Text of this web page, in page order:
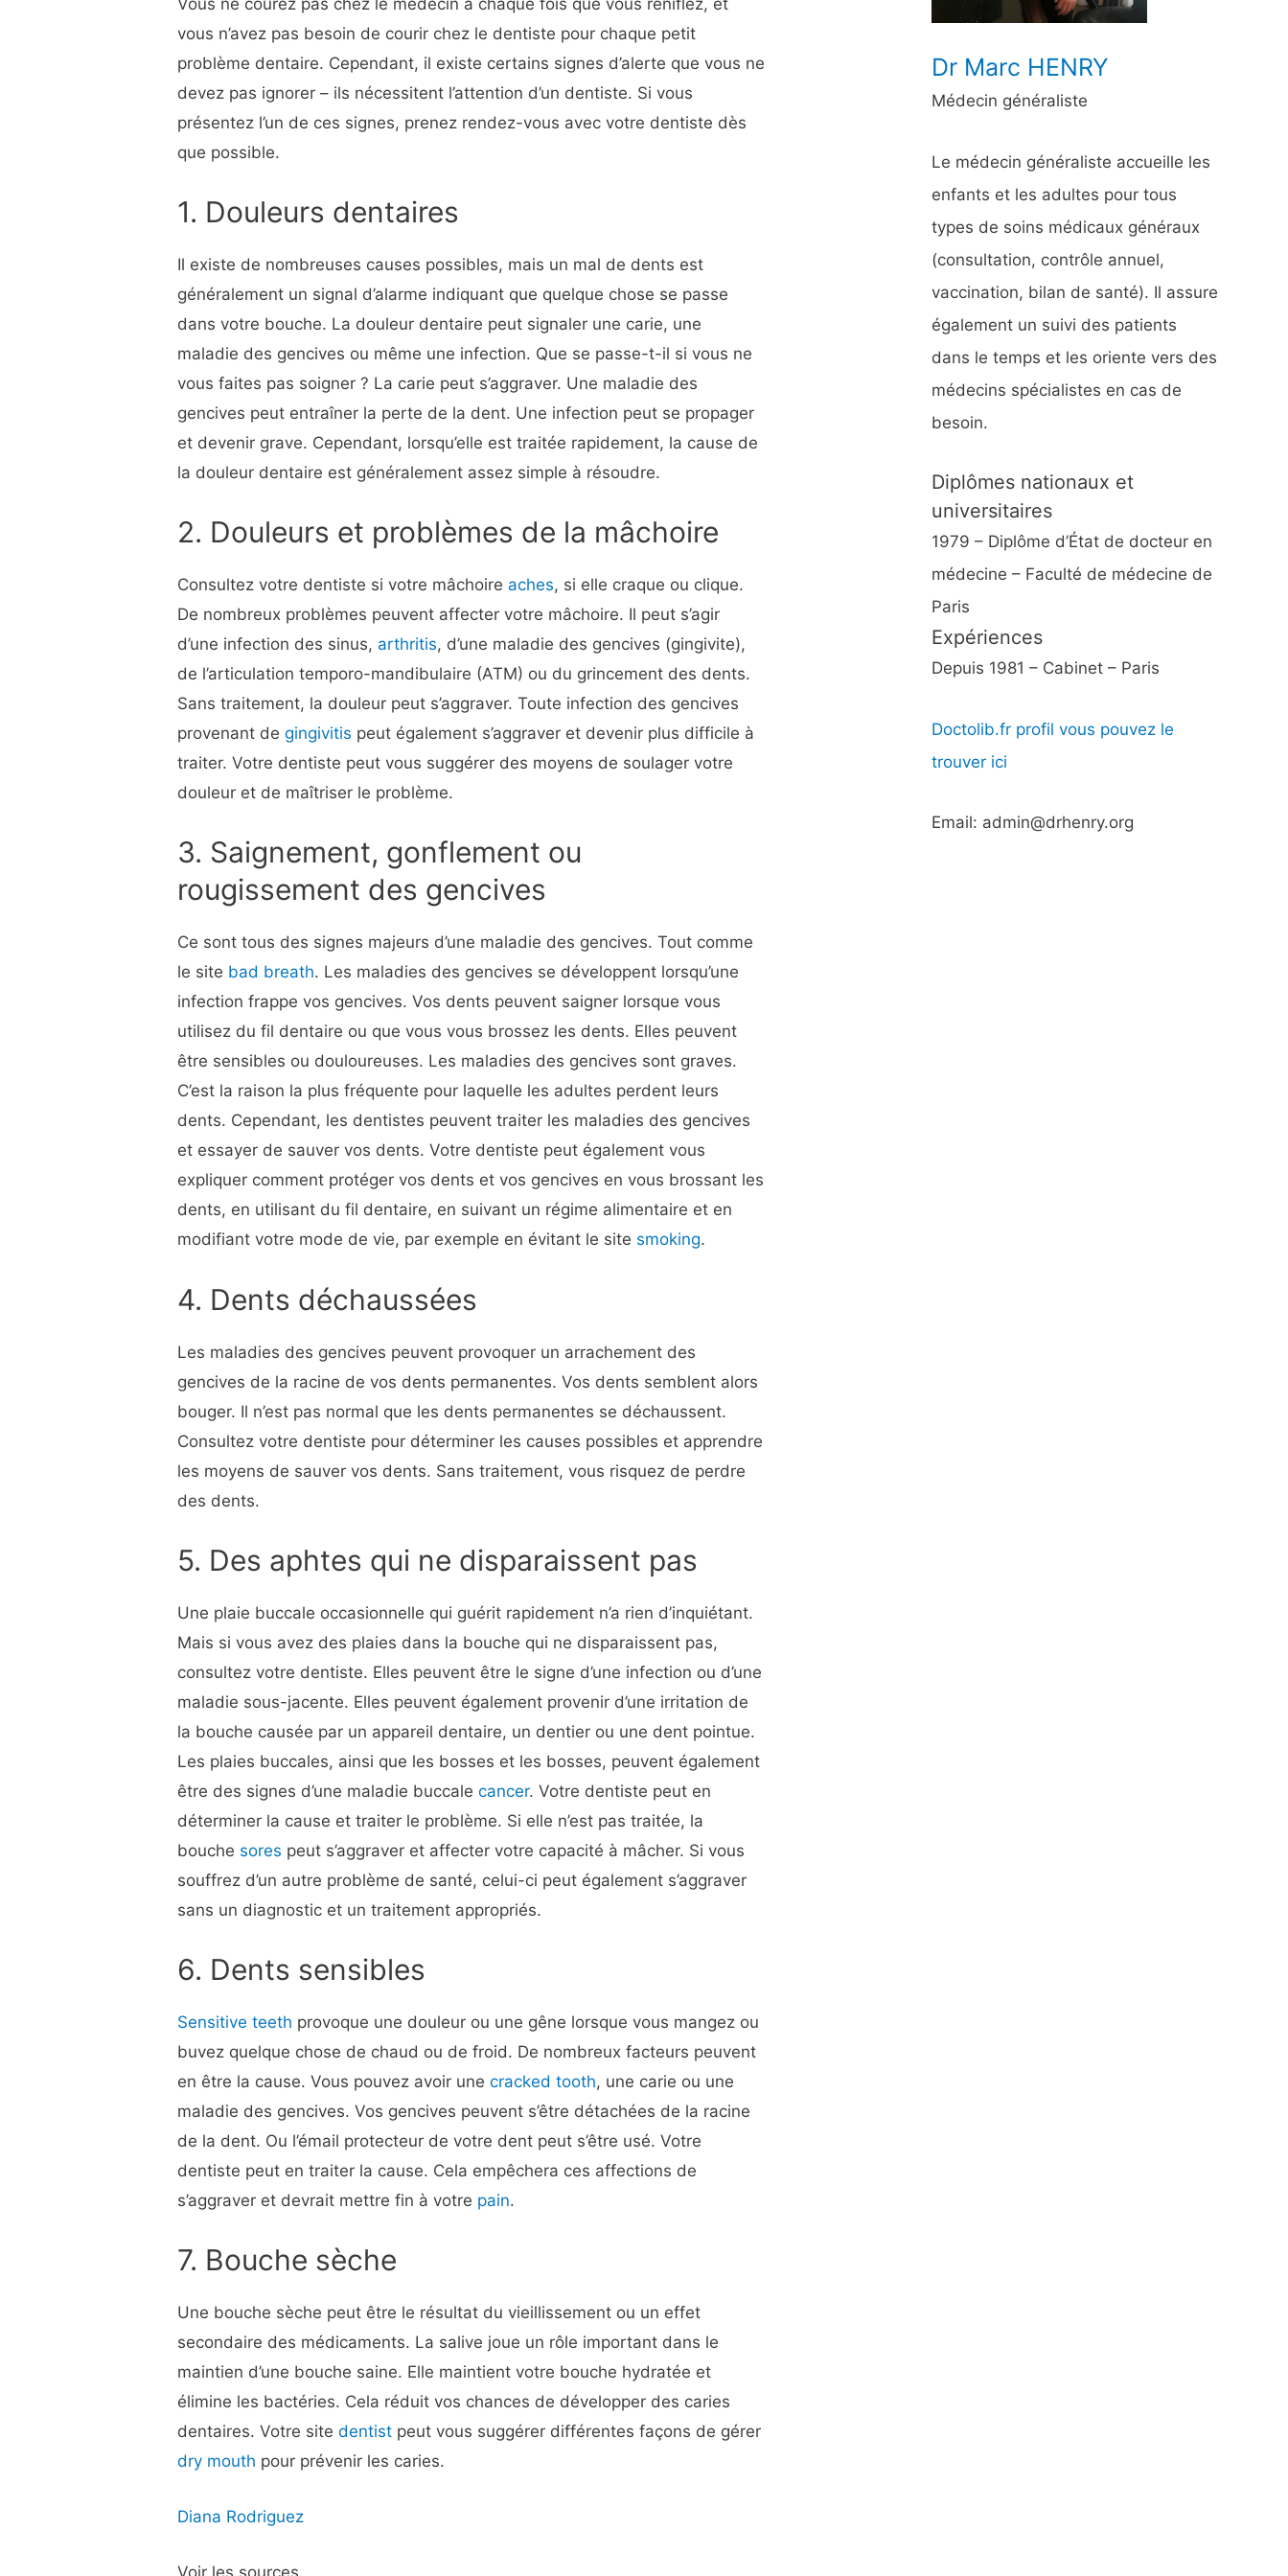
vous n’avez pas besoin de courir chez le dentiste pour chaque petit
problème dentaire. Cependant, il existe certains signes d’alerte que vous ne
devez pas ignorer – ils nécessitent l’attention d’un dentiste. Si vous
présentez l’un de ces signes, prenez rendez-vous avec votre dentiste dès
que possible.
1. Douleurs dentaires
Il existe de nombreuses causes possibles, mais un mal de dents est
généralement un signal d’alarme indiquant que quelque chose se passe
dans votre bouche. La douleur dentaire peut signaler une carie, une
maladie des gencives ou même une infection. Que se passe-t-il si vous ne
vous faites pas soigner ? La carie peut s’aggraver. Une maladie des
gencives peut entraîner la perte de la dent. Une infection peut se propager
et devenir grave. Cependant, lorsqu’elle est traitée rapidement, la cause de
la douleur dentaire est généralement assez simple à résoudre.
2. Douleurs et problèmes de la mâchoire
Consultez votre dentiste si votre mâchoire aches, si elle craque ou clique.
De nombreux problèmes peuvent affecter votre mâchoire. Il peut s’agir
d’une infection des sinus, arthritis, d’une maladie des gencives (gingivite),
de l’articulation temporo-mandibulaire (ATM) ou du grincement des dents.
Sans traitement, la douleur peut s’aggraver. Toute infection des gencives
provenant degingivitis peut également s’aggraver et devenir plus difficile à
traiter. Votre dentiste peut vous suggérer des moyens de soulager votre
douleur et de maîtriser le problème.
3. Saignement, gonflement ou
rougissement des gencives
Ce sont tous des signes majeurs d’une maladie des gencives. Tout comme
le site bad breath. Les maladies des gencives se développent lorsqu’une
infection frappe vos gencives. Vos dents peuvent saigner lorsque vous
utilisez du fil dentaire ou que vous vous brossez les dents. Elles peuvent
être sensibles ou douloureuses. Les maladies des gencives sont graves.
C’est la raison la plus fréquente pour laquelle les adultes perdent leurs
dents. Cependant, les dentistes peuvent traiter les maladies des gencives
et essayer de sauver vos dents. Votre dentiste peut également vous
expliquer comment protéger vos dents et vos gencives en vous brossant les
dents, en utilisant du fil dentaire, en suivant un régime alimentaire et en
modifiant votre mode de vie, par exemple en évitant le site smoking.
4. Dents déchaussées
Les maladies des gencives peuvent provoquer un arrachement des
gencives de la racine de vos dents permanentes. Vos dents semblent alors
bouger. Il n’est pas normal que les dents permanentes se déchaussent.
Consultez votre dentiste pour déterminer les causes possibles et apprendre
les moyens de sauver vos dents. Sans traitement, vous risquez de perdre
des dents.
5. Des aphtes qui ne disparaissent pas
Une plaie buccale occasionnelle qui guérit rapidement n’a rien d’inquiétant.
Mais si vous avez des plaies dans la bouche qui ne disparaissent pas,
consultez votre dentiste. Elles peuvent être le signe d’une infection ou d’une
maladie sous-jacente. Elles peuvent également provenir d’une irritation de
la bouche causée par un appareil dentaire, un dentier ou une dent pointue.
Les plaies buccales, ainsi que les bosses et les bosses, peuvent également
être des signes d’une maladie buccalecancer. Votre dentiste peut en
déterminer la cause et traiter le problème. Si elle n’est pas traitée, la
bouche sores peut s’aggraver et affecter votre capacité à mâcher. Si vous
souffrez d’un autre problème de santé, celui-ci peut également s’aggraver
sans un diagnostic et un traitement appropriés.
6. Dents sensibles
Sensitive teeth provoque une douleur ou une gêne lorsque vous mangez ou
buvez quelque chose de chaud ou de froid. De nombreux facteurs peuvent
en être la cause. Vous pouvez avoir unecracked tooth, une carie ou une
maladie des gencives. Vos gencives peuvent s’être détachées de la racine
de la dent. Ou l’émail protecteur de votre dent peut s’être usé. Votre
dentiste peut en traiter la cause. Cela empêchera ces affections de
s’aggraver et devrait mettre fin à votre pain.
7. Bouche sèche
Une bouche sèche peut être le résultat du vieillissement ou un effet
secondaire des médicaments. La salive joue un rôle important dans le
maintien d’une bouche saine. Elle maintient votre bouche hydratée et
élimine les bactéries. Cela réduit vos chances de développer des caries
dentaires. Votre sitedentist peut vous suggérer différentes façons de gérer
dry mouth pour prévenir les caries.
Diana Rodriguez
Dr Marc HENRY
Médecin généraliste
Le médecin généraliste accueille les
enfants et les adultes pour tous
types de soins médicaux généraux
(consultation, contrôle annuel,
vaccination, bilan de santé). Il assure
également un suivi des patients
dans le temps et les oriente vers des
médecins spécialistes en cas de
besoin.
Diplômes nationaux et
universitaires
1979 – Diplôme d’État de docteur en
médecine – Faculté de médecine de
Paris
Expériences
Depuis 1981 – Cabinet – Paris
Doctolib.fr profil vous pouvez le
trouver ici
Email: admin@drhenry.org